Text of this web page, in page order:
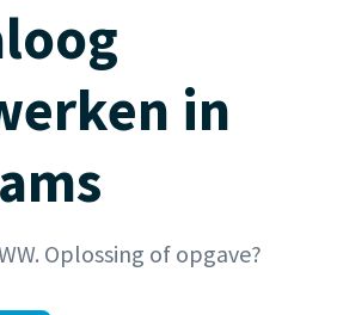
in
Oplossing of opgave?